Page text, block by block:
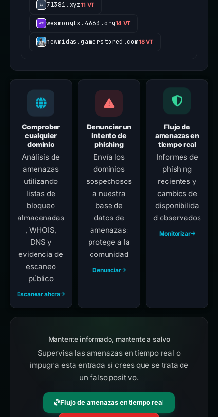
71381.xyz11 VT
wesmongtx.4663.org14 VT
newmidas.gamerstored.com18 VT
Comprobar
cualquier
dominio
Análisis de
amenazas
utilizando
listas de
bloqueo
almacenadas
, WHOIS,
DNS y
evidencia de
escaneo
público
Escanear ahora
Denunciar un
intento de
phishing
Envía los
dominios
sospechosos
a nuestra
base de
datos de
amenazas:
protege a la
comunidad
Denunciar
Flujo de
amenazas en
tiempo real
Informes de
phishing
recientes y
cambios de
disponibilida
d observados
Monitorizar
Mantente informado, mantente a salvo
Supervisa las amenazas en tiempo real o
impugna esta entrada si crees que se trata de
un falso positivo.
Flujo de amenazas en tiempo real